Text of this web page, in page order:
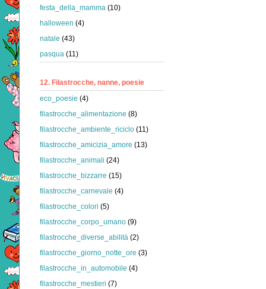
festa_della_mamma (10)
halloween (4)
natale (43)
pasqua (11)
12. Filastrocche, nanne, poesie
eco_poesie (4)
filastrocche_alimentazione (8)
filastrocche_ambiente_riciclo (11)
filastrocche_amicizia_amore (13)
filastrocche_animali (24)
filastrocche_bizzarre (15)
filastrocche_carnevale (4)
filastrocche_colori (5)
filastrocche_corpo_umano (9)
filastrocche_diverse_abilità (2)
filastrocche_giorno_notte_ore (3)
filastrocche_in_automobile (4)
filastrocche_mestieri (7)